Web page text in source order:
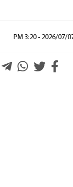
2026/07/07 - 3:20